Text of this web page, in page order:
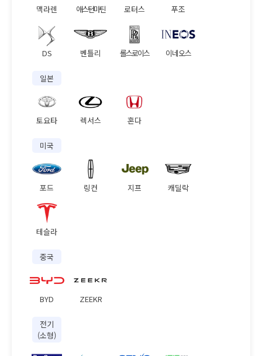
맥라렌 애스턴마틴 로터스 푸조
DS 벤틀리 롤스로이스 이네오스
일본
토요타 렉서스 혼다
미국
포드 링컨 지프 캐딜락
테슬라
중국
BYD ZEEKR
전기
(소형)